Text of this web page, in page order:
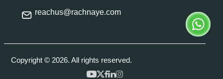
reachus@rachnaye.com
Copyright © 2026. All rights reserved.